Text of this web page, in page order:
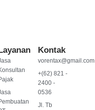
Layanan Kontak
vorentax@gmail.com
+(62) 821 -
2400 -
0536
Jl. Tb